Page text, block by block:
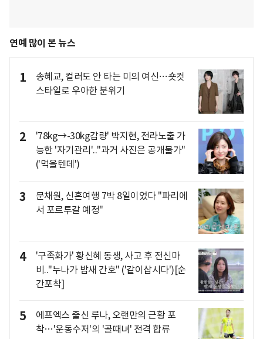
연예 많이 본 뉴스
1
송혜교, 컬러도 안 타는 미의 여신…숏컷
스타일로 우아한 분위기
2
'78kg→-30kg감량' 박지현, 전라노출 가
능한 '자기관리'.."과거 사진은 공개불가"
('먹을텐데')
3
문채원, 신혼여행 7박 8일이었다 "파리에
서 포르투갈 예정"
4
'구족화가' 황신혜 동생, 사고 후 전신마
비.."누나가 밤새 간호" ('같이삽시다')[순
간포착]
5
에프엑스 출신 루나, 오랜만의 근황 포
착…'운동수저'의 '골때녀' 전격 합류